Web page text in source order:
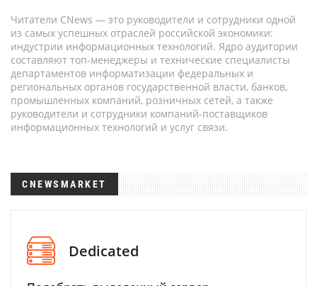
Читатели CNews — это руководители и сотрудники одной
из самых успешных отраслей российской экономики:
индустрии информационных технологий. Ядро аудитории
составляют топ-менеджеры и технические специалисты
департаментов информатизации федеральных и
региональных органов государственной власти, банков,
промышленных компаний, розничных сетей, а также
руководители и сотрудники компаний-поставщиков
информационных технологий и услуг связи.
CNEWSMARKET
Dedicated